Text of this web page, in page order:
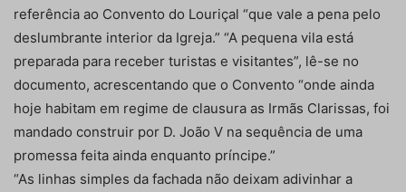
referência ao Convento do Louriçal “que vale a pena pelo
deslumbrante interior da Igreja.” “A pequena vila está
preparada para receber turistas e visitantes”, lê-se no
documento, acrescentando que o Convento “onde ainda
hoje habitam em regime de clausura as Irmãs Clarissas, foi
mandado construir por D. João V na sequência de uma
promessa feita ainda enquanto príncipe.”
“As linhas simples da fachada não deixam adivinhar a